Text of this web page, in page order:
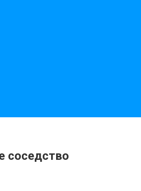
соседство